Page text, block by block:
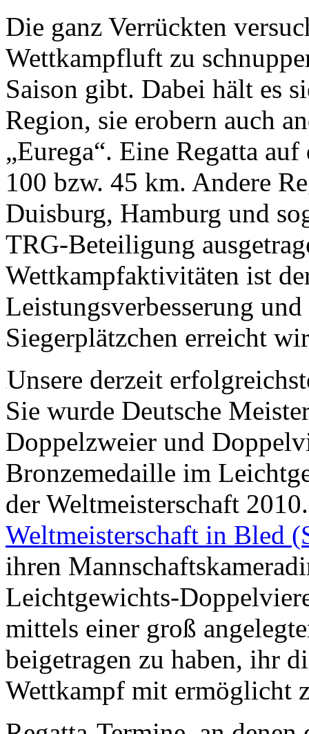
Die ganz Verrückten
Wettkampfluft zu
Saison gibt. Dabei hält es
Region, sie erobern auch
„Eurega“. Eine Regatta
100 bzw. 45 km. Andere
Duisburg, Hamburg und
TRG-Beteiligung
Wettkampfaktivitäten ist
Leistungsverbesserung
Siegerplätzchen erreicht
Unsere derzeit
Sie wurde Deutsche
Doppelzweier und
Bronzemedaille im
der Weltmeisterschaft
Weltmeisterschaft in Bled
ihren
Leichtgewichts-
mittels einer groß
beigetragen zu haben, ihr
Wettkampf mit ermöglicht